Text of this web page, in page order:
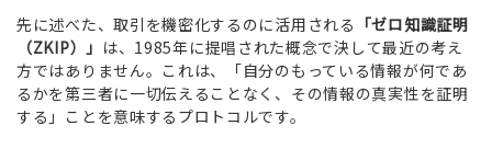
先に述べた、取引を機密化するのに活用される 「ゼロ知識証明
（ZKIP）」 は、1985年に提唱された概念で決して最近の考え
方ではありません。これは、「自分のもっている情報が何であ
るかを第三者に一切伝えることなく、その情報の真実性を証明
する」ことを意味するプロトコルです。